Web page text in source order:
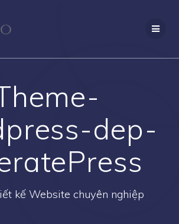
dep-
kế Website chuyên nghiệp